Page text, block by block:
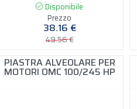
Disponibile
Prezzo
38.16 €
49.56 €
PIASTRA ALVEOLARE PER
MOTORI OMC 100/245 HP